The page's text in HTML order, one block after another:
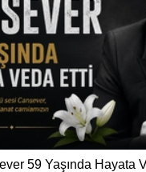
59 Yaşında Hayata